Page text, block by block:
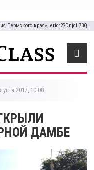
Пермского края», erid:2SDnjcfi73Q
2017, 10:08
ДАМБЕ